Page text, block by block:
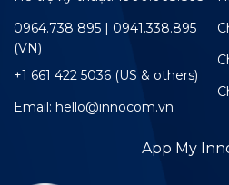
0964.738 895 | 0941.338.895
(VN)
+1 661 422 5036 (US & others)
Email: hello@innocom.vn
App My